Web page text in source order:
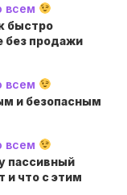
всем
быстро
без продажи
всем
и безопасным
всем
пассивный
и что с этим